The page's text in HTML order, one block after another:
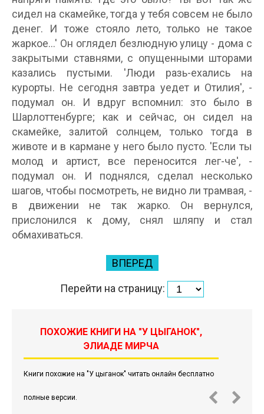
сидел на скамейке, тогда у тебя совсем не было
денег. И тоже стояло лето, только не такое
жаркое...' Он оглядел безлюдную улицу - дома с
закрытыми ставнями, с опущенными шторами
казались пустыми. 'Люди разь-ехались на
курорты. Не сегодня завтра уедет и Отилия', -
подумал он. И вдруг вспомнил: зто было в
Шарлоттенбурге; как и сейчас, он сидел на
скамейке, залитой солнцем, только тогда в
животе и в кармане у него было пусто. 'Если ты
молод и артист, все переносится лег-че', -
подумал он. И поднялся, сделал несколько
шагов, чтобы посмотреть, не видно ли трамвая, -
в движении не так жарко. Он вернулся,
прислонился к дому, снял шляпу и стал
обмахиваться.
ВПЕРЕД
Перейти на страницу:
ПОХОЖИЕ КНИГИ НА "У ЦЫГАНОК",
ЭЛИАДЕ МИРЧА
Книги похожие на "У цыганок" читать онлайн бесплатно
полные версии.